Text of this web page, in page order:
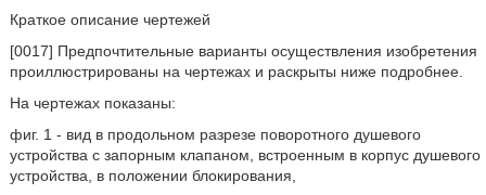
Краткое описание чертежей
[0017] Предпочтительные варианты осуществления изобретения
проиллюстрированы на чертежах и раскрыты ниже подробнее.
На чертежах показаны:
фиг. 1 - вид в продольном разрезе поворотного душевого
устройства с запорным клапаном, встроенным в корпус душевого
устройства, в положении блокирования,